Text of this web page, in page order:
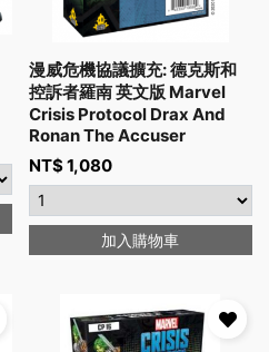
漫威危機協議擴充: 德克斯和
控訴者羅南 英文版 Marvel
Crisis Protocol Drax And
Ronan The Accuser
NT$1,080
加入購物車